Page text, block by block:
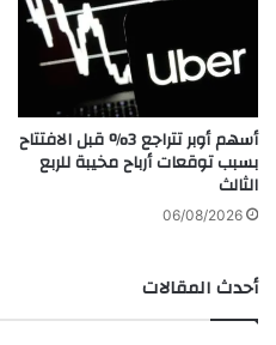
6
ب
ا
ل
ا
خ
ر
أسهم أوبر تتراجع 3% قبل الافتتاح
بسبب توقعات أرباح مخيبة للربع
الثالث
06/08/2026
أحدث المقالات